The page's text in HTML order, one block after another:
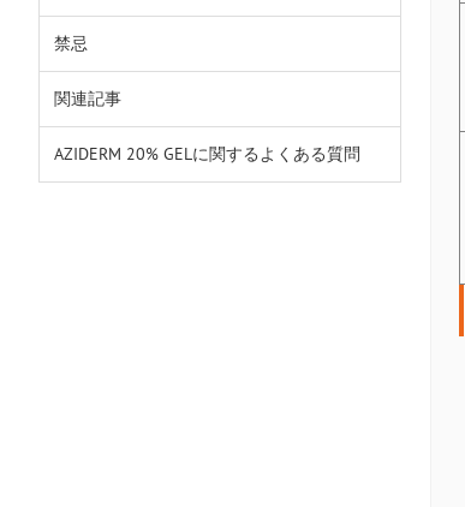
禁忌
関連記事
AZIDERM 20% GELに関するよくある質問